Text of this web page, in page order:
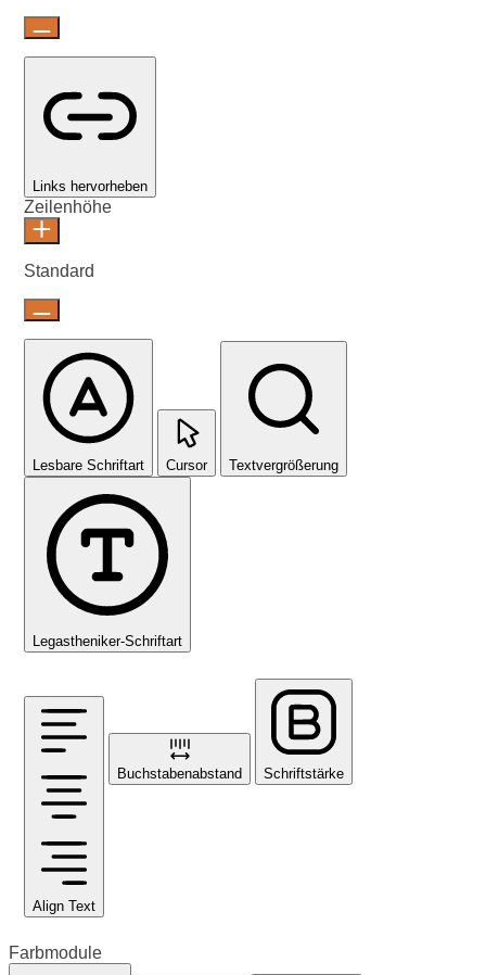
Links hervorheben
Zeilenhöhe
Standard
Lesbare Schriftart Cursor Textvergrößerung
Legastheniker-Schriftart
Align Text
Buchstabenabstand Schriftstärke
Farbmodule